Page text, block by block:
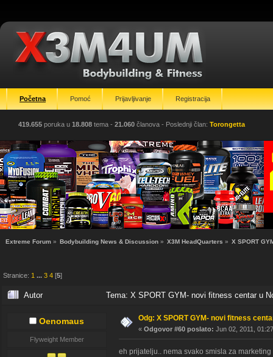
Početna Pomoć Prijavljivanje Registracija
419.655 poruka u 18.808 tema - 21.060 članova - Poslednji član: Torongetta
Extreme Forum » Bodybuilding News & Discussion » X3M HeadQuarters » X SPORT
Stranice:1 ...3 4 [5]
Autor Tema: X SPORT GYM- novi fitness centar u
Oenomaus
Flyweight Member
Odg: X SPORT GYM- novi fitness
« Odgovor #60 poslato: Jun 02, 2011,
eh prijatelju.. nema svako smisla za marketing